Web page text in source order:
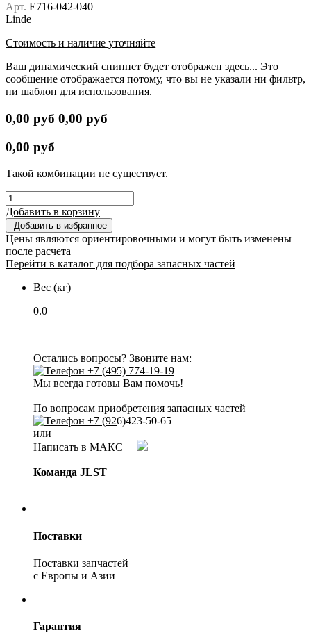
Арт. E716-042-040
Linde
Стоимость и наличие уточняйте
Ваш динамический сниппет будет отображен здесь... Это
сообщение отображается потому, что вы не указали ни фильтр,
ни шаблон для использования.
0,00 руб 0,00руб
0,00 руб
Такой комбинации не существует.
Добавить в корзину
Добавить в избранное
Цены являются ориентировочными и могут быть изменены
после расчета
Перейти в каталог для подбора запасных частей
Вес (кг)
0.0
Остались вопросы? Звоните нам:
+7 (495) 774-19-19
Мы всегда готовы Вам помочь!
По вопросам приобретения запасных частей
+7 (926)423-50-65
или
Написать в МАКС
Команда JLST
Поставки
Поставки запчастей
с Европы и Азии
Гарантия